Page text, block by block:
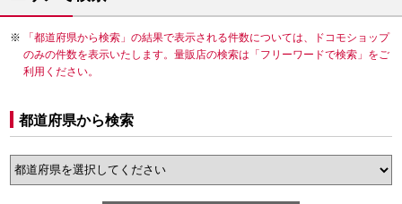
「都道府県から検索」の結果で表示される件数については、ドコモショップ
のみの件数を表示いたします。量販店の検索は「フリーワードで検索」をご
利用ください。
都道府県から検索